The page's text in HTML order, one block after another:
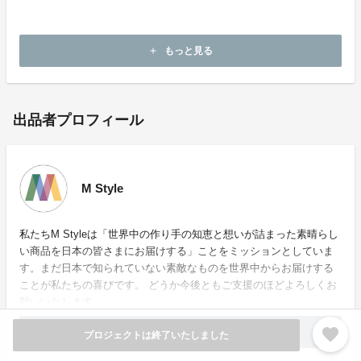
プロジェクトは終了いたしました favorite
E mail：info@mstjapan.com
add もっと見る
出品者プロフィール
M Style
私たちM Styleは「世界中の作り手の知恵と想いが詰まった素晴らし
い商品を日本の皆さまにお届けする」ことをミッションとしていま
す。まだ日本で知られていない素敵なものを世界中からお届けする
ことが私たちの喜びです。 どうか今後ともご支援のほどよろしくお
お問い合わせ：info@mstjapan.com
add もっと見る